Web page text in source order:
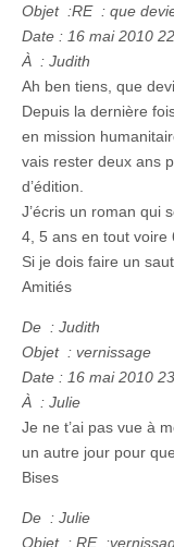
Objet :RE : que
Date : 16 mai 2010
À : Judith
Ah ben tiens, que
Depuis la dernière
en mission
vais rester deux ans
d’édition.
J’écris un roman qui
4, 5 ans en tout voire
Si je dois faire un
Amitiés
De : Judith
Objet : vernissage
Date : 16 mai 2010
À : Julie
Je ne t’ai pas vue à
un autre jour pour
Bises
De : Julie
Objet : RE